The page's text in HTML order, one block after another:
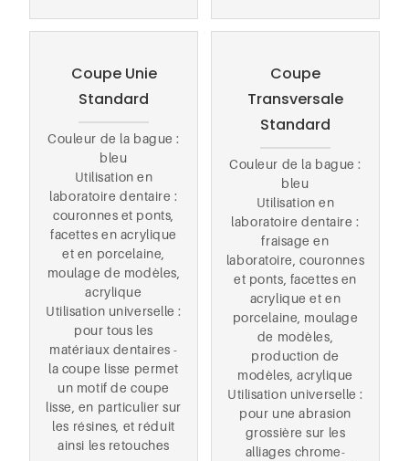
Coupe Unie
Standard
Couleur de la bague :
bleu
Utilisation en
laboratoire dentaire :
couronnes et ponts,
facettes en acrylique
et en porcelaine,
moulage de modèles,
acrylique
Utilisation universelle :
pour tous les
matériaux dentaires -
la coupe lisse permet
un motif de coupe
lisse, en particulier sur
les résines, et réduit
ainsi les retouches
Coupe
Transversale
Standard
Couleur de la bague :
bleu
Utilisation en
laboratoire dentaire :
fraisage en
laboratoire, couronnes
et ponts, facettes en
acrylique et en
porcelaine, moulage
de modèles,
production de
modèles, acrylique
Utilisation universelle :
pour une abrasion
grossière sur les
alliages chrome-